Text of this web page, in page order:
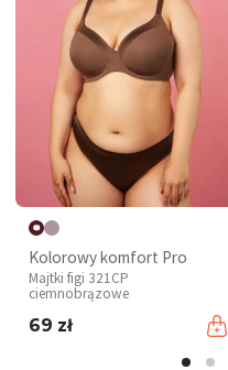
Kolorowy komfort Pro
Majtki figi 321CP
ciemnobrązowe
69 zł